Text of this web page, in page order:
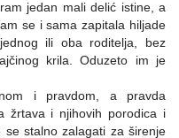
jedan mali delić istine, a
se i sama zapitala hiljade
ili oba roditelja, bez
krila. Oduzeto im je
i pravdom, a pravda
žrtava i njihovih porodica i
stalno zalagati za širenje